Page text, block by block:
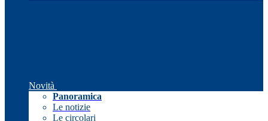
Novità
Panoramica
Le notizie
Le circolari